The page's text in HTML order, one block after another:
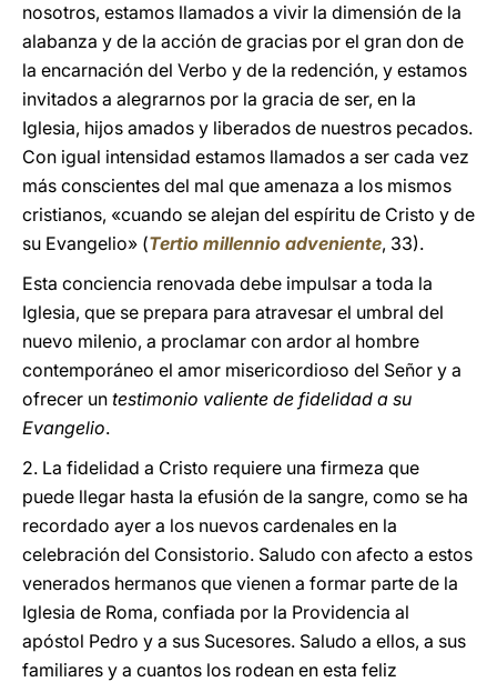
nosotros, estamos llamados a vivir la dimensión de la
alabanza y de la acción de gracias por el gran don de
la encarnación del Verbo y de la redención, y estamos
invitados a alegrarnos por la gracia de ser, en la
Iglesia, hijos amados y liberados de nuestros pecados.
Con igual intensidad estamos llamados a ser cada vez
más conscientes del mal que amenaza a los mismos
cristianos, «cuando se alejan del espíritu de Cristo y de
su Evangelio» (Tertio millennio adveniente, 33).
Esta conciencia renovada debe impulsar a toda la
Iglesia, que se prepara para atravesar el umbral del
nuevo milenio, a proclamar con ardor al hombre
contemporáneo el amor misericordioso del Señor y a
ofrecer un testimonio valiente de fidelidad a su
Evangelio.
2. La fidelidad a Cristo requiere una firmeza que
puede llegar hasta la efusión de la sangre, como se ha
recordado ayer a los nuevos cardenales en la
celebración del Consistorio. Saludo con afecto a estos
venerados hermanos que vienen a formar parte de la
Iglesia de Roma, confiada por la Providencia al
apóstol Pedro y a sus Sucesores. Saludo a ellos, a sus
familiares y a cuantos los rodean en esta feliz